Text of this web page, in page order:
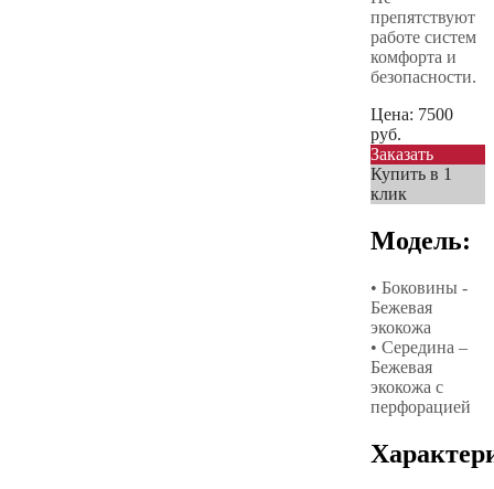
препятствуют
работе систем
комфорта и
безопасности.
Цена: 7500
руб.
Заказать
Купить в 1
клик
Модель:
• Боковины -
Бежевая
экокожа
• Середина –
Бежевая
экокожа с
перфорацией